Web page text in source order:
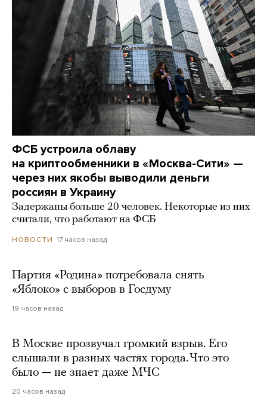
ФСБ устроила облаву
на криптообменники в «Москва-Сити» —
через них якобы выводили деньги
россиян в Украину
Задержаны больше 20 человек. Некоторые из них
считали, что работают на ФСБ
НОВОСТИ 17 часов назад
Партия «Родина» потребовала снять
«Яблоко» с выборов в Госдуму
19 часов назад
В Москве прозвучал громкий взрыв. Его
слышали в разных частях города. Что это
было — не знает даже МЧС
20 часов назад